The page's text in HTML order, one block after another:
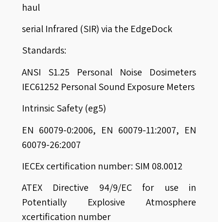
haul
serial Infrared (SIR) via the EdgeDock
Standards:
ANSI S1.25 Personal Noise Dosimeters
IEC61252 Personal Sound Exposure Meters
Intrinsic Safety (eg5)
EN 60079-0:2006, EN 60079-11:2007, EN
60079-26:2007
IECEx certification number: SIM 08.0012
ATEX Directive 94/9/EC for use in
Potentially Explosive Atmosphere
xcertification number